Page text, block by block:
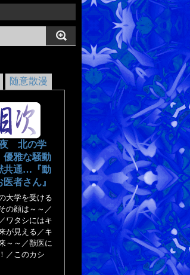
随意散漫
夜 北の学
優雅な騒動
共通…『動
者さん』
大学を受ける
の顔は～～／
ワタシにはキ
が見える／キ
～～／獣医に
／このカシ